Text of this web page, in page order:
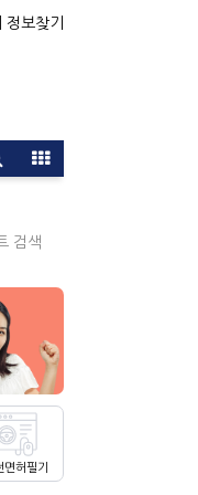
정보찾기
광고
검색
면허필기